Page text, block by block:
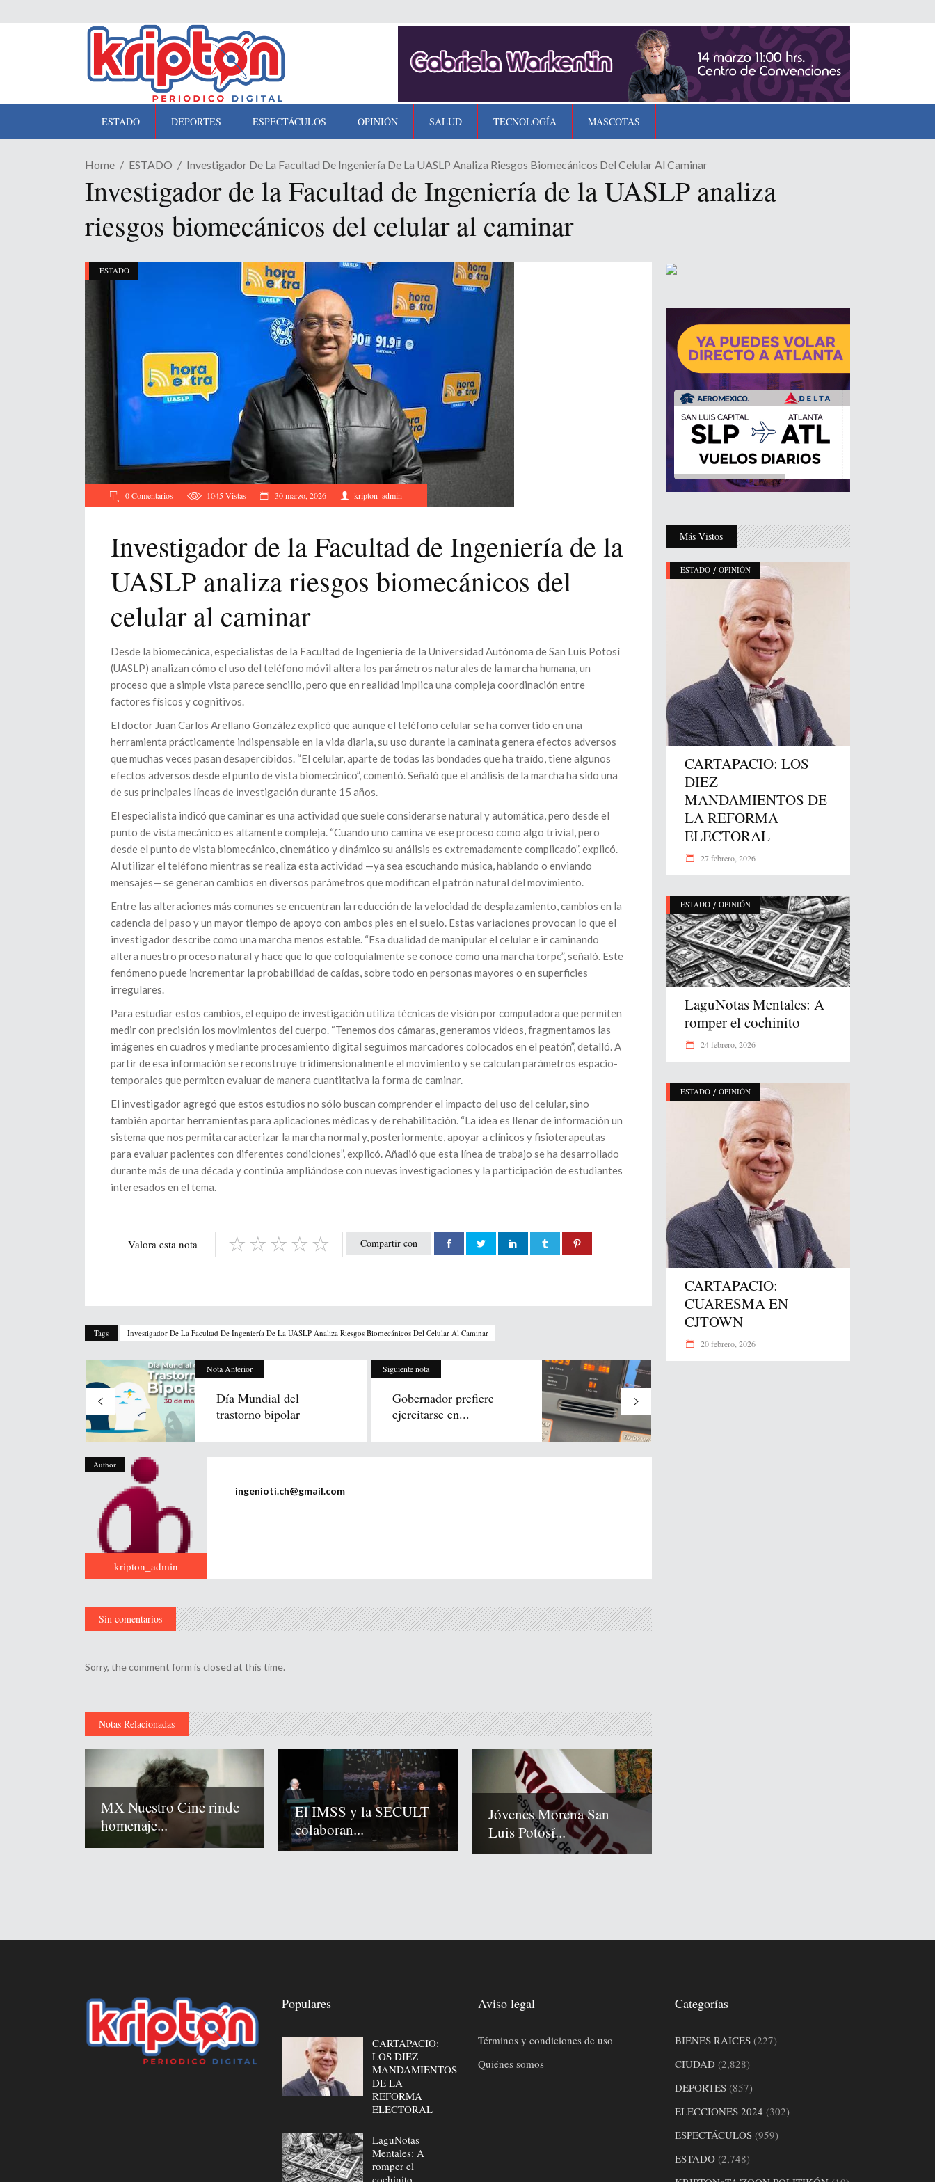
ESTADO DEPORTES ESPECTÁCULOS OPINIÓN SALUD TECNOLOGÍA MASCOTAS
Home ESTADO Investigador De La Facultad De Ingeniería De La UASLP Analiza Riesgos Biomecánicos Del Celular Al Caminar
Investigador de la Facultad de Ingeniería de la UASLP analiza
riesgos biomecánicos del celular al caminar
ESTADO
0 Comentarios 1045Vistas 30 marzo, 2026 kripton_admin
Investigador de la Facultad de Ingeniería de la
UASLP analiza riesgos biomecánicos del
celular al caminar
Desde la biomecánica, especialistas de la Facultad de Ingeniería de la Universidad Autónoma de San Luis Potosí
(UASLP) analizan cómo el uso del teléfono móvil altera los parámetros naturales de la marcha humana, un
proceso que a simple vista parece sencillo, pero que en realidad implica una compleja coordinación entre
factores físicos y cognitivos.
El doctor Juan Carlos Arellano González explicó que aunque el teléfono celular se ha convertido en una
herramienta prácticamente indispensable en la vida diaria, su uso durante la caminata genera efectos adversos
que muchas veces pasan desapercibidos. “El celular, aparte de todas las bondades que ha traído, tiene algunos
efectos adversos desde el punto de vista biomecánico”, comentó. Señaló que el análisis de la marcha ha sido una
de sus principales líneas de investigación durante 15 años.
El especialista indicó que caminar es una actividad que suele considerarse natural y automática, pero desde el
punto de vista mecánico es altamente compleja. “Cuando uno camina ve ese proceso como algo trivial, pero
desde el punto de vista biomecánico, cinemático y dinámico su análisis es extremadamente complicado”, explicó.
Al utilizar el teléfono mientras se realiza esta actividad —ya sea escuchando música, hablando o enviando
mensajes— se generan cambios en diversos parámetros que modifican el patrón natural del movimiento.
Entre las alteraciones más comunes se encuentran la reducción de la velocidad de desplazamiento, cambios en la
cadencia del paso y un mayor tiempo de apoyo con ambos pies en el suelo. Estas variaciones provocan lo que el
investigador describe como una marcha menos estable. “Esa dualidad de manipular el celular e ir caminando
altera nuestro proceso natural y hace que lo que coloquialmente se conoce como una marcha torpe”, señaló. Este
fenómeno puede incrementar la probabilidad de caídas, sobre todo en personas mayores o en superficies
irregulares.
Para estudiar estos cambios, el equipo de investigación utiliza técnicas de visión por computadora que permiten
medir con precisión los movimientos del cuerpo. “Tenemos dos cámaras, generamos videos, fragmentamos las
imágenes en cuadros y mediante procesamiento digital seguimos marcadores colocados en el peatón”, detalló. A
partir de esa información se reconstruye tridimensionalmente el movimiento y se calculan parámetros espacio-
temporales que permiten evaluar de manera cuantitativa la forma de caminar.
El investigador agregó que estos estudios no sólo buscan comprender el impacto del uso del celular, sino
también aportar herramientas para aplicaciones médicas y de rehabilitación. “La idea es llenar de información un
sistema que nos permita caracterizar la marcha normal y, posteriormente, apoyar a clínicos y fisioterapeutas
para evaluar pacientes con diferentes condiciones”, explicó. Añadió que esta línea de trabajo se ha desarrollado
durante más de una década y continúa ampliándose con nuevas investigaciones y la participación de estudiantes
interesados en el tema.
Compartir con
Valora esta nota
Tags Investigador De La Facultad De Ingeniería De La UASLP Analiza Riesgos Biomecánicos Del Celular Al Caminar
Nota Anterior
Día Mundial del
trastorno bipolar
Siguiente nota
Gobernador prefiere
ejercitarse en...
Author
kripton_admin
ingenioti.ch@gmail.com
Sin comentarios
Sorry, the comment form is closed at this time.
Notas Relacionadas
MX Nuestro Cine rinde
homenaje...
El IMSS y la SECULT
colaboran...
Jóvenes Morena San
Luis Potosí...
Más Vistos
ESTADO / OPINIÓN
CARTAPACIO: LOS
DIEZ
MANDAMIENTOS DE
LA REFORMA
ELECTORAL
27 febrero, 2026
ESTADO / OPINIÓN
LaguNotas Mentales: A
romper el cochinito
24 febrero, 2026
ESTADO / OPINIÓN
CARTAPACIO:
CUARESMA EN
CJTOWN
20 febrero, 2026
Populares
CARTAPACIO:
LOS DIEZ
MANDAMIENTOS
DE LA
REFORMA
ELECTORAL
LaguNotas
Mentales: A
romper el
Aviso legal
Términos y condiciones de uso
Quiénes somos
Categorías
BIENES RAICES(227)
CIUDAD(2,828)
DEPORTES(857)
ELECCIONES 2024 (302)
ESPECTÁCULOS(959)
ESTADO(2,748)